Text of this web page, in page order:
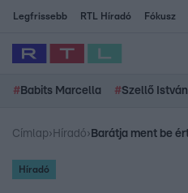
Legfrissebb RTL Híradó Fókusz
# Babits Marcella #Szellő István
Címlap› Híradó›
Híradó